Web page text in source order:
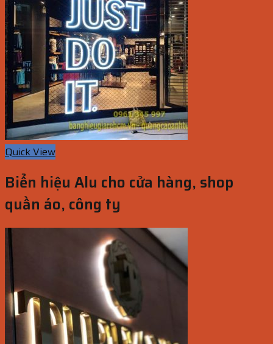
Quick View
Biển hiệu Alu cho cửa hàng, shop
quần áo, công ty